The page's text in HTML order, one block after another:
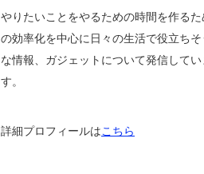
やりたいことをやるための時間を作るた
の効率化を中心に日々の生活で役立ちそ
な情報、ガジェットについて発信してい
す。
詳細プロフィールは こちら